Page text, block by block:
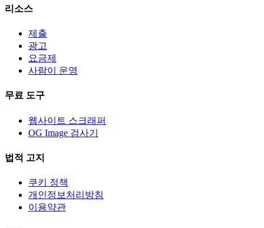
리소스
제출
광고
요금제
사람이 운영
무료 도구
웹사이트 스크래퍼
OG Image 검사기
법적 고지
쿠키 정책
개인정보처리방침
이용약관